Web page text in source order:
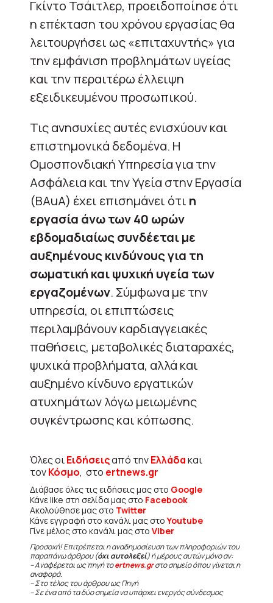
Γκίντο Τσάιτλερ, προειδοποίησε ότι
η επέκταση του χρόνου εργασίας θα
λειτουργήσει ως «επιταχυντής» για
την εμφάνιση προβλημάτων υγείας
και την περαιτέρω έλλειψη
εξειδικευμένου προσωπικού.
Τις ανησυχίες αυτές ενισχύουν και
επιστημονικά δεδομένα. Η
Ομοσπονδιακή Υπηρεσία για την
Ασφάλεια και την Υγεία στην Εργασία
(BAuA) έχει επισημάνει ότι η
εργασία άνω των 40 ωρών
εβδομαδιαίως συνδέεται με
αυξημένους κινδύνους για τη
σωματική και ψυχική υγεία των
εργαζομένων. Σύμφωνα με την
υπηρεσία, οι επιπτώσεις
περιλαμβάνουν καρδιαγγειακές
παθήσεις, μεταβολικές διαταραχές,
ψυχικά προβλήματα, αλλά και
αυξημένο κίνδυνο εργατικών
ατυχημάτων λόγω μειωμένης
συγκέντρωσης και κόπωσης.
Όλες οιΕιδήσειςαπό τηνΕλλάδακαι
τονΚόσμο, στο ertnews.gr
Διάβασε όλες τις ειδήσεις μας στο Google
Κάνε like στη σελίδα μας στο Facebook
Ακολούθησε μας στο Twitter
Κάνε εγγραφή στο κανάλι μας στοYoutube
Γίνε μέλος στο κανάλι μας στο Viber
Προσοχή! Επιτρέπεται η αναδημοσίευση των πληροφοριών του
παραπάνω άρθρου (όχι αυτολεξεί) ή μέρους αυτών μόνο αν:
– Αναφέρεται ως πηγή τοertnews.grστο σημείο όπου γίνεται η
αναφορά.
– Στο τέλος του άρθρου ως Πηγή
– Σε ένα από τα δύο σημεία να υπάρχει ενεργός σύνδεσμος